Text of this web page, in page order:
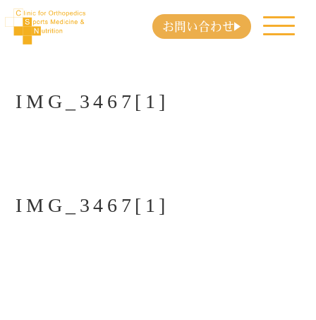
お問い合わせ
IMG_3467[1]
IMG_3467[1]